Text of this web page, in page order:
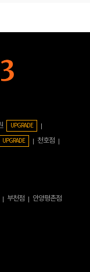
UPGRADE
UPGRADE
천호점
부천점 안양평촌점